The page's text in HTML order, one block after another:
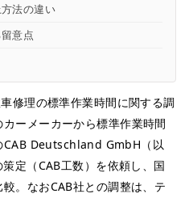
法の違い
意点
修理の標準作業時間に関する調
ーメーカーから標準作業時間
CAB Deutschland GmbH（以
定（CAB工数）を依頼し、国
。なおCAB社との調整は、テ